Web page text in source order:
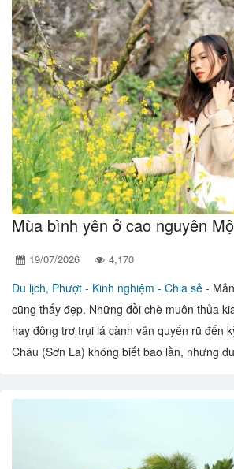
Mùa bình yên ở cao nguyên
19/07/2026 4,170
Du lịch, Phượt - Kinh nghiệm - Chia sẻ -
cũng thấy đẹp. Những đồi chè muôn thủa
hay đông trơ trụi lá cành vẫn quyến rũ đến
Châu (Sơn La) không biết bao lần, nhưng